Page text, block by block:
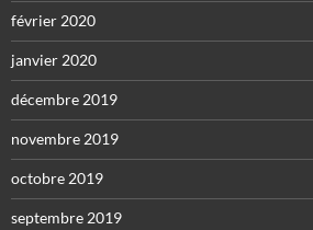
février 2020
janvier 2020
décembre 2019
novembre 2019
octobre 2019
septembre 2019